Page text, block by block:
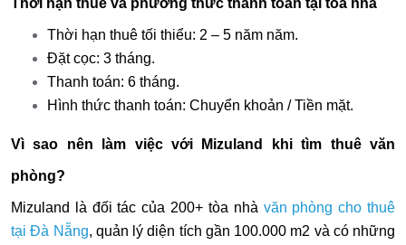
Thời hạn thuê và phương thức thanh toán tại tòa nhà
Thời hạn thuê tối thiểu: 2 – 5 năm năm.
Đặt cọc: 3 tháng.
Thanh toán: 6 tháng.
Hình thức thanh toán: Chuyển khoản / Tiền mặt.
Vì sao nên làm việc với Mizuland khi tìm thuê văn
phòng?
Mizuland là đối tác của 200+ tòa nhà văn phòng cho thuê
tại Đà Nẵng, quản lý diện tích gần 100.000 m2 và có những